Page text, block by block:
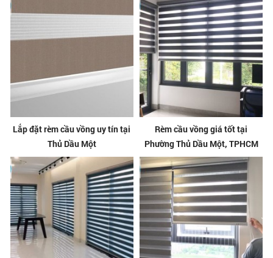
Lắp đặt rèm cầu vồng uy tín tại
Thủ Dầu Một
Rèm cầu vồng giá tốt tại
Phường Thủ Dầu Một, TPHCM